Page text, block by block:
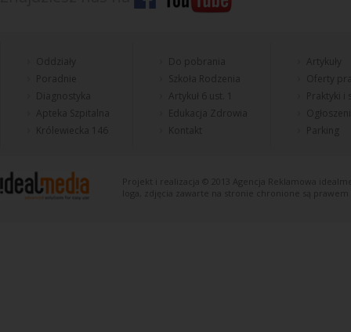
Poradnie
Diagnostyka
Apteka Szpitalna
Królewiecka 146
Do pobrania
Artykuł 6 ust. 1
Edukacja Zdrowia
Artykuły
Oferty
Praktyki
Parking
Projekt i realizacja © 2013 Agencja Reklamowa
loga, zdjęcia zawarte na stronie chronione są